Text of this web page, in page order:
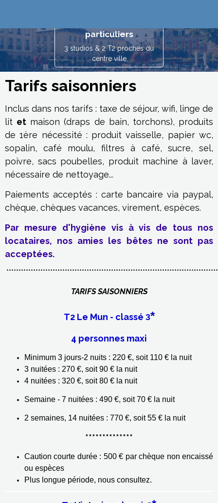
particuliers
3 studios & 2 T2 proches du
centre ville
Tarifs saisonniers
Inclus dans nos tarifs : taxe de séjour, wifi, linge de
lit et maison (draps de bain, torchons), produits
de 1ère nécessité : produit vaisselle, papier wc,
sopalin, café moulu, filtres à café, sucre, sel,
poivre, sacs poubelles, produit machine à laver,
nécessaire de nettoyage...
Paiements acceptés : carte bancaire via paypal,
chèque, chèques vacances, virement, espèces.
Par mesure d'hygiène vis à vis de tous nos
locataires, nos amies les bêtes ne sont pas
acceptées.
TARIFS SAISONNIERS
T2 Le Mun - classé 3*
4 personnes maxi
Minimum 3 jours-2 nuits : 220 €, soit 110 € la nuit
3 nuitées : 270 €, soit 90 € la nuit
4 nuitées : 320 €, soit 80 € la nuit
Semaine - 7 nuitées : 490 €, soit 70 € la nuit
2 semaines, 14 nuitées : 770 €, soit 55 € la nuit
**************
Caution courte durée : 500 € par chèque non encaissé
ou espèces
Plus longue période, nous consultez.